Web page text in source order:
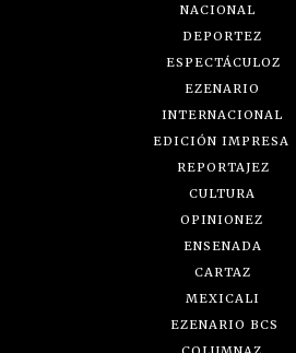
NACIONAL
DEPORTEZ
ESPECTÁCULOZ
EZENARIO
INTERNACIONAL
EDICIÓN IMPRESA
REPORTAJEZ
CULTURA
OPINIONEZ
ENSENADA
CARTAZ
MEXICALI
EZENARIO BCS